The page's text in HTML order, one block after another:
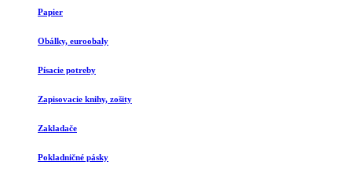
Papier
Obálky, euroobaly
Písacie potreby
Zapisovacie knihy, zošity
Zakladače
Pokladničné pásky